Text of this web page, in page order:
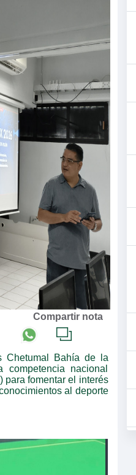
Compartir nota
Chetumal Bahía de la
nacional
para fomentar el interés
al deporte